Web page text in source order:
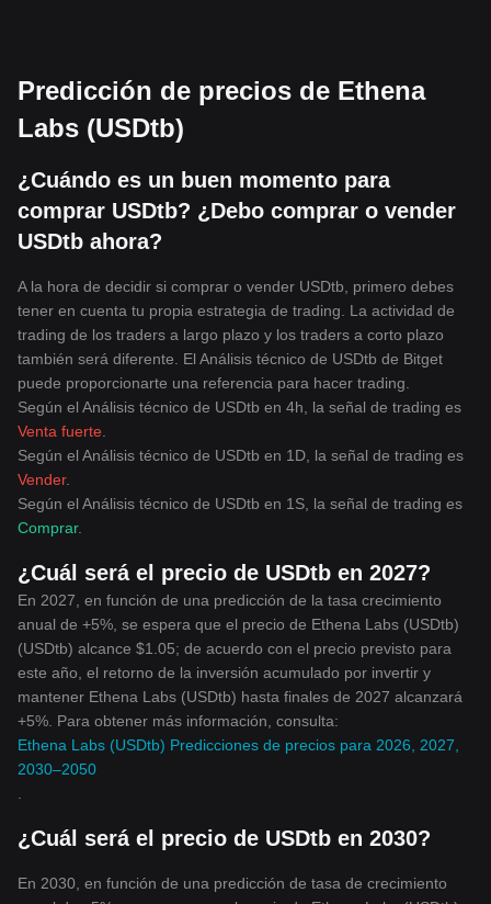
Predicción de precios de Ethena
Labs (USDtb)
¿Cuándo es un buen momento para
comprar USDtb? ¿Debo comprar o vender
USDtb ahora?
A la hora de decidir si comprar o vender USDtb, primero debes
tener en cuenta tu propia estrategia de trading. La actividad de
trading de los traders a largo plazo y los traders a corto plazo
también será diferente. El Análisis técnico de USDtb de Bitget
puede proporcionarte una referencia para hacer trading.
Según el Análisis técnico de USDtb en 4h, la señal de trading es
Venta fuerte
Según el Análisis técnico de USDtb en 1D, la señal de trading es
Vender.
Según el Análisis técnico de USDtb en 1S, la señal de trading es
Comprar.
¿Cuál será el precio de USDtb en 2027?
En 2027, en función de una predicción de la tasa crecimiento
anual de +5%, se espera que el precio de Ethena Labs (USDtb)
(USDtb) alcance $1.05; de acuerdo con el precio previsto para
este año, el retorno de la inversión acumulado por invertir y
mantener Ethena Labs (USDtb) hasta finales de 2027 alcanzará
+5%. Para obtener más información, consulta:
Ethena Labs (USDtb) Predicciones de precios para 2026, 2027,
2030–2050
¿Cuál será el precio de USDtb en 2030?
En 2030, en función de una predicción de tasa de crecimiento